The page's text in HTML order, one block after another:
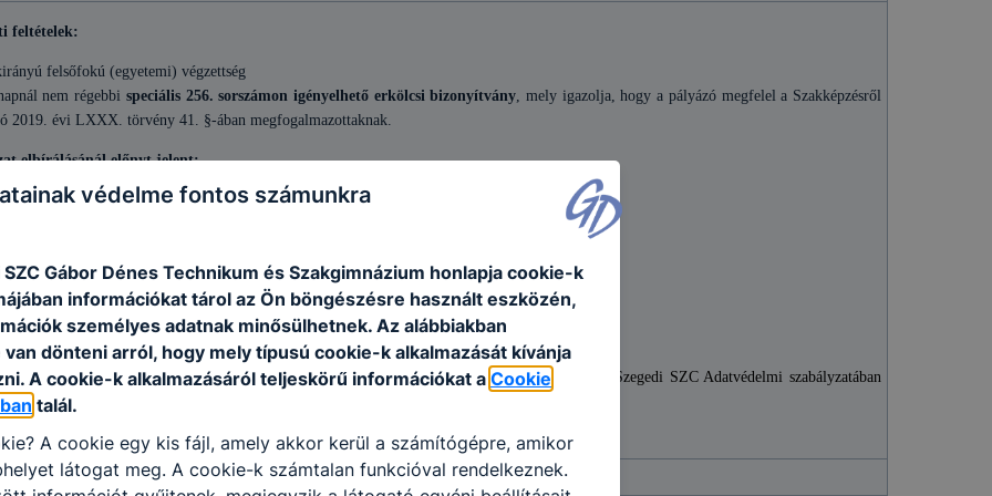
feltételek:
felsőfokú (egyetemi) végzettség
nem régebbi speciális 256. sorszámon igényelhető erkölcsi bizonyítvány, mely igazolja, hogy a pályázó megfelel a Szakképzésről
2019. évi LXXX. törvény 41. §-ában megfogalmazottaknak.
elbírálásánál előnyt jelent:
pedagógusi tapasztalat
részeként benyújtandó iratok, igazolások:
önéletrajz, motivációs levél
és/vagy képzettséget igazoló okiratok másolata
bizonyítvány
a pályázó hozzájárulásáról, hogy a pályázatban szereplő adatokat a jogszabályokban és Szegedi SZC Adatvédelmi szabályzatában
elérhető) felhatalmazott személyek megismerhessék
és irodalom tantárgyak tanítása minden évfolyamon.
védelme fontos számunkra
Gábor Dénes Technikum és Szakgimnázium honlapja cookie-k
információkat tárol az Ön böngészésre használt eszközén,
személyes adatnak minősülhetnek. Az alábbiakban
dönteni arról, hogy mely típusú cookie-k alkalmazását kívánja
A cookie-k alkalmazásáról teljeskörű információkat a Cookie
talál.
A cookie egy kis fájl, amely akkor kerül a számítógépre, amikor
látogat meg. A cookie-k számtalan funkcióval rendelkeznek.